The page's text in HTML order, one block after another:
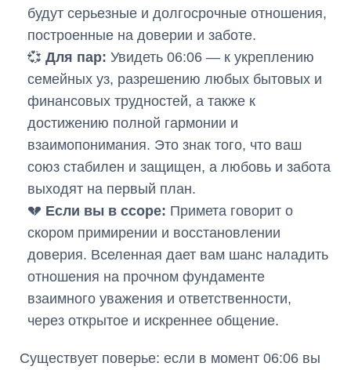
будут серьезные и долгосрочные отношения,
построенные на доверии и заботе.
💞 Для пар: Увидеть 06:06 — к укреплению
семейных уз, разрешению любых бытовых и
финансовых трудностей, а также к
достижению полной гармонии и
взаимопонимания. Это знак того, что ваш
союз стабилен и защищен, а любовь и забота
выходят на первый план.
💔 Если вы в ссоре: Примета говорит о
скором примирении и восстановлении
доверия. Вселенная дает вам шанс наладить
отношения на прочном фундаменте
взаимного уважения и ответственности,
через открытое и искреннее общение.
Существует поверье: если в момент 06:06 вы